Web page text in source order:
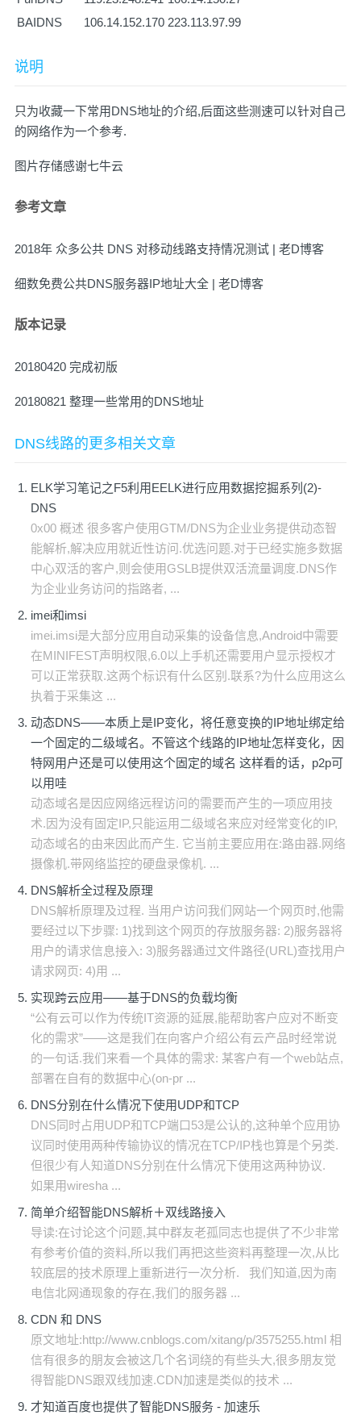
BAIDNS
106.14.152.170 223.113.97.99
说明
只为收藏一下常用DNS地址的介绍,后面这些测速可以针对自己
的网络作为一个参考.
图片存储感谢七牛云
参考文章
2018年 众多公共 DNS 对移动线路支持情况测试 | 老D博客
细数免费公共DNS服务器IP地址大全 | 老D博客
版本记录
20180420 完成初版
20180821 整理一些常用的DNS地址
DNS线路的更多相关文章
ELK学习笔记之F5利用EELK进行应用数据挖掘系列(2)-
DNS
0x00 概述 很多客户使用GTM/DNS为企业业务提供动态智
能解析,解决应用就近性访问.优选问题.对于已经实施多数据
中心双活的客户,则会使用GSLB提供双活流量调度.DNS作
为企业业务访问的指路者, ...
imei和imsi
imei.imsi是大部分应用自动采集的设备信息,Android中需要
在MINIFEST声明权限,6.0以上手机还需要用户显示授权才
可以正常获取.这两个标识有什么区别.联系?为什么应用这么
执着于采集这 ...
动态DNS——本质上是IP变化，将任意变换的IP地址绑定给
一个固定的二级域名。不管这个线路的IP地址怎样变化，因
特网用户还是可以使用这个固定的域名 这样看的话，p2p可
以用哇
动态域名是因应网络远程访问的需要而产生的一项应用技
术.因为没有固定IP,只能运用二级域名来应对经常变化的IP,
动态域名的由来因此而产生. 它当前主要应用在:路由器.网络
摄像机.带网络监控的硬盘录像机. ...
DNS解析全过程及原理
DNS解析原理及过程. 当用户访问我们网站一个网页时,他需
要经过以下步骤: 1)找到这个网页的存放服务器: 2)服务器将
用户的请求信息接入: 3)服务器通过文件路径(URL)查找用户
请求网页: 4)用 ...
实现跨云应用——基于DNS的负载均衡
“公有云可以作为传统IT资源的延展,能帮助客户应对不断变
化的需求”——这是我们在向客户介绍公有云产品时经常说
的一句话.我们来看一个具体的需求: 某客户有一个web站点,
部署在自有的数据中心(on-pr ...
DNS分别在什么情况下使用UDP和TCP
DNS同时占用UDP和TCP端口53是公认的,这种单个应用协
议同时使用两种传输协议的情况在TCP/IP栈也算是个另类.
但很少有人知道DNS分别在什么情况下使用这两种协议.
如果用wiresha ...
简单介绍智能DNS解析＋双线路接入
导读:在讨论这个问题,其中群友老孤同志也提供了不少非常
有参考价值的资料,所以我们再把这些资料再整理一次,从比
较底层的技术原理上重新进行一次分析. 我们知道,因为南
电信北网通现象的存在,我们的服务器 ...
CDN 和 DNS
原文地址:http://www.cnblogs.com/xitang/p/3575255.html 相
信有很多的朋友会被这几个名词绕的有些头大,很多朋友觉
得智能DNS跟双线加速.CDN加速是类似的技术 ...
才知道百度也提供了智能DNS服务 - 加速乐